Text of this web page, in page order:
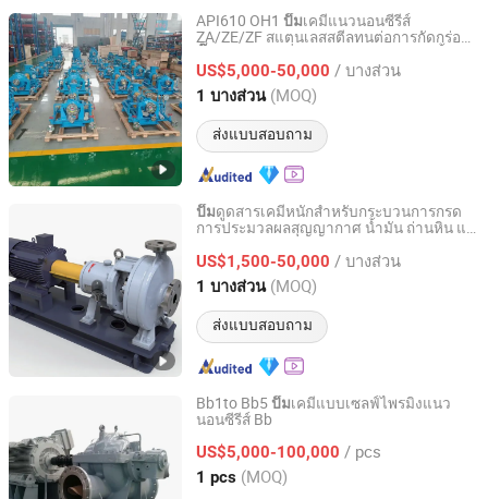
การไหลสูง
ในอุตสาหกรรม
API610 OH1 ปั๊มเคมีแนวนอนซีรีส์
ZA/ZE/ZF สแตนเลสสตีลทนต่อการกัดกร่อน
และก๊าซ
US$5,000-50,000 / บางส่วน
1 บางส่วน (MOQ)
ส่งแบบสอบถาม
Jiangsu South Pump Group Co., Ltd.
Jiangsu, China อัตราจาก 2025
ปั๊มดูดสารเคมีหนักสำหรับกระบวนการกรด
การประมวลผลสุญญากาศ น้ำมัน ถ่านหิน แร่
US$1,500-50,000 / บางส่วน
1 บางส่วน (MOQ)
ส่งแบบสอบถาม
Jiangsu Huapump Fluid Technology Co., Ltd.
Jiangsu, China อัตราจาก 2026
Bb1to Bb5ปั๊มเคมีแบบเซลฟ์ไพรมิ่งแนว
นอนซีรีส์ Bb
US$5,000-100,000 / pcs
1 pcs (MOQ)
Beloni (Jiangsu) Pump Manufacturing Co., Ltd.
Jiangsu, China อัตราจาก 2023